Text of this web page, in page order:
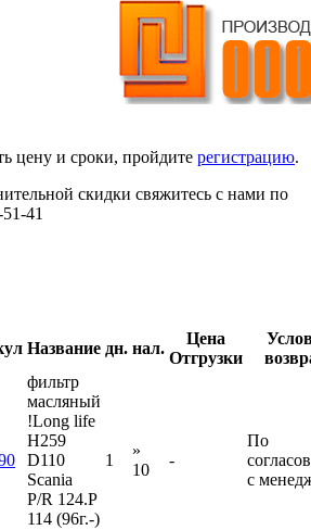
цену и сроки, пройдите регистрацию.
скидки свяжитесь с нами по
41
Название дн. нал.
Цена
Отгрузки
фильтр
масляный
!Long life
H259
D110
Scania
P/R 124.P
114 (96г.-)
1
»
10
-
По
с